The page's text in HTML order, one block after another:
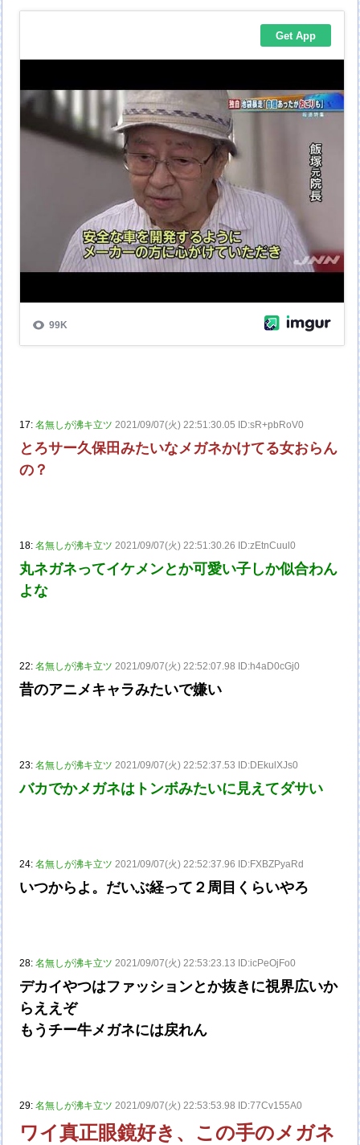
17:名無しが沸キ立ツ 2021/09/07(火) 22:51:30.05 ID:sR+pbRoV0
とろサー久保田みたいなメガネかけてる女おらん
の？
18:名無しが沸キ立ツ 2021/09/07(火) 22:51:30.26 ID:zEtnCuul0
丸ネガネってイケメンとか可愛い子しか似合わん
よな
22:名無しが沸キ立ツ 2021/09/07(火) 22:52:07.98 ID:h4aD0cGj0
昔のアニメキャラみたいで嫌い
23:名無しが沸キ立ツ 2021/09/07(火) 22:52:37.53 ID:DEkulXJs0
バカでかメガネはトンボみたいに見えてダサい
24:名無しが沸キ立ツ 2021/09/07(火) 22:52:37.96 ID:FXBZPyaRd
いつからよ。だいぶ経って２周目くらいやろ
28:名無しが沸キ立ツ 2021/09/07(火) 22:53:23.13 ID:icPeOjFo0
デカイやつはファッションとか抜きに視界広いか
らええぞ
もうチー牛メガネには戻れん
29:名無しが沸キ立ツ 2021/09/07(火) 22:53:53.98 ID:77Cv155A0
ワイ真正眼鏡好き、この手のメガネ